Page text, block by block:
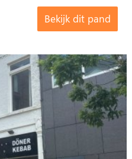
Bekijk dit pand